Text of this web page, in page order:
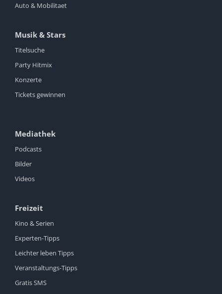
Auto & Mobilitaet
Musik & Stars
Titelsuche
Party Hitmix
Konzerte
Tickets gewinnen
Mediathek
Podcasts
Bilder
Videos
Freizeit
Kino & Serien
Experten-Tipps
Leichter leben Tipps
Veranstaltungs-Tipps
Gratis SMS